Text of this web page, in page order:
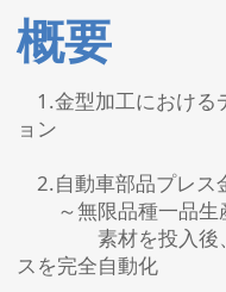
概要
1.金型加工における
ョン
2.自動車部品プレス
～無限品種一品生
素材を投入後、
スを完全自動化